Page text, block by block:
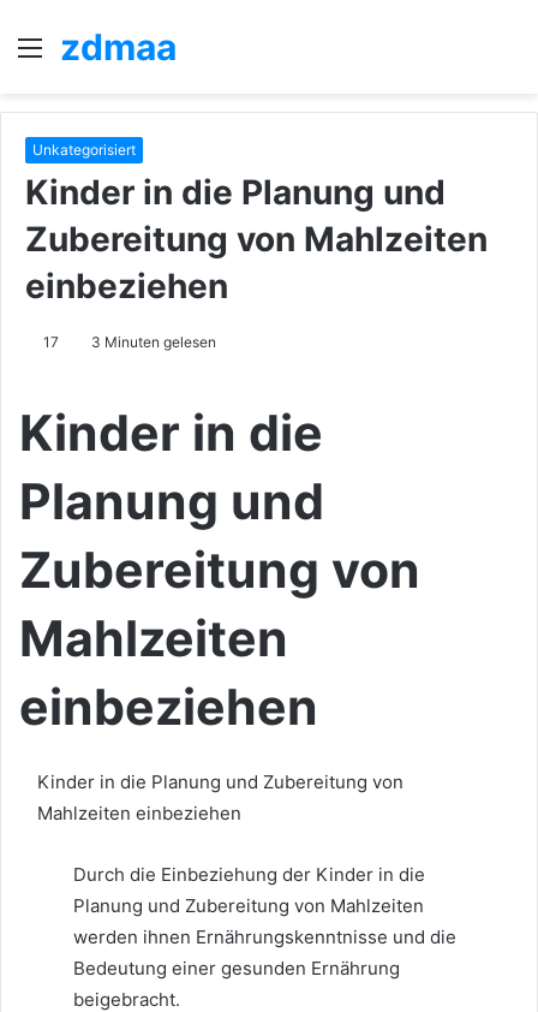
Menü
zdmaa
Unkategorisiert
Kinder in die Planung und
Zubereitung von Mahlzeiten
einbeziehen
17 3 Minuten gelesen
Kinder in die
Planung und
Zubereitung von
Mahlzeiten
einbeziehen
Kinder in die Planung und Zubereitung von
Mahlzeiten einbeziehen
Durch die Einbeziehung der Kinder in die
Planung und Zubereitung von Mahlzeiten
werden ihnen Ernährungskenntnisse und die
Bedeutung einer gesunden Ernährung
beigebracht.